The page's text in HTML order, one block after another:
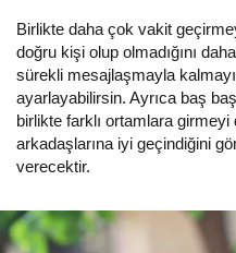
Birlikte daha çok vakit
doğru kişi olup olmadığını
sürekli mesajlaşmayla
ayarlayabilirsin. Ayrıca baş
birlikte farklı ortamlara
arkadaşlarına iyi geçindiğini
verecektir.